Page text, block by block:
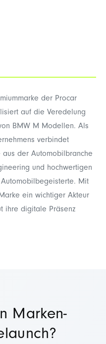
der Procar
auf die Veredelung
BMW M Modellen. Als
verbindet
aus der Automobilbranche
und hochwertigen
Mit
ein wichtiger Akteur
ihre digitale Präsenz
Marken-